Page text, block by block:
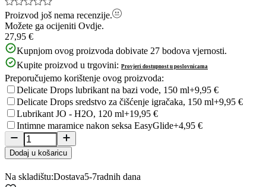
Proizvod još nema recenzije.
Možete ga ocijeniti Ovdje.
27,95 €
Kupnjom ovog proizvoda dobivate 27 bodova vjernosti.
Kupite proizvod u trgovini: Provjeri dostupnost u poslovnicama
Preporučujemo korištenje ovog proizvoda:
Delicate Drops lubrikant na bazi vode, 150 ml+9,95 €
Delicate Drops sredstvo za čišćenje igračaka, 150 ml+9,95 €
Lubrikant JO - H2O, 120 ml+19,95 €
Intimne maramice nakon seksa EasyGlide+4,95 €
Dodaj u košaricu
Na skladištu:Dostava5-7radnih dana